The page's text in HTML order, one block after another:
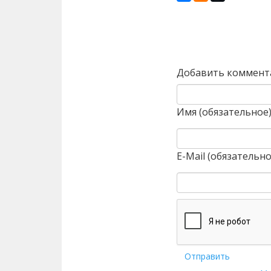
Добавить
Имя (обязательное)
E-Mail
Отправить